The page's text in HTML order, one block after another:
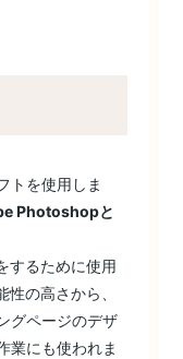
トを使用しま
Photoshopと
するために使用
の高さから、
グページのデザ
業にも使われま